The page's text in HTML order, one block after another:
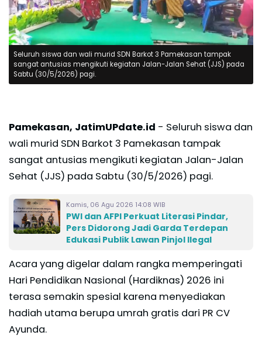
Seluruh siswa dan wali murid SDN Barkot 3 Pamekasan tampak
sangat antusias mengikuti kegiatan Jalan-Jalan Sehat (JJS) pada
Sabtu (30/5/2026) pagi.
Pamekasan, JatimUPdate.id - Seluruh siswa dan
wali murid SDN Barkot 3 Pamekasan tampak
sangat antusias mengikuti kegiatan Jalan-Jalan
Sehat (JJS) pada Sabtu (30/5/2026) pagi.
Kamis, 06 Agu 2026 14:08 WIB
PWI dan AFPI Perkuat Literasi Pindar,
Pers Didorong Jadi Garda Terdepan
Edukasi Publik Lawan Pinjol Ilegal
Acara yang digelar dalam rangka memperingati
Hari Pendidikan Nasional (Hardiknas) 2026 ini
terasa semakin spesial karena menyediakan
hadiah utama berupa umrah gratis dari PR CV
Ayunda.